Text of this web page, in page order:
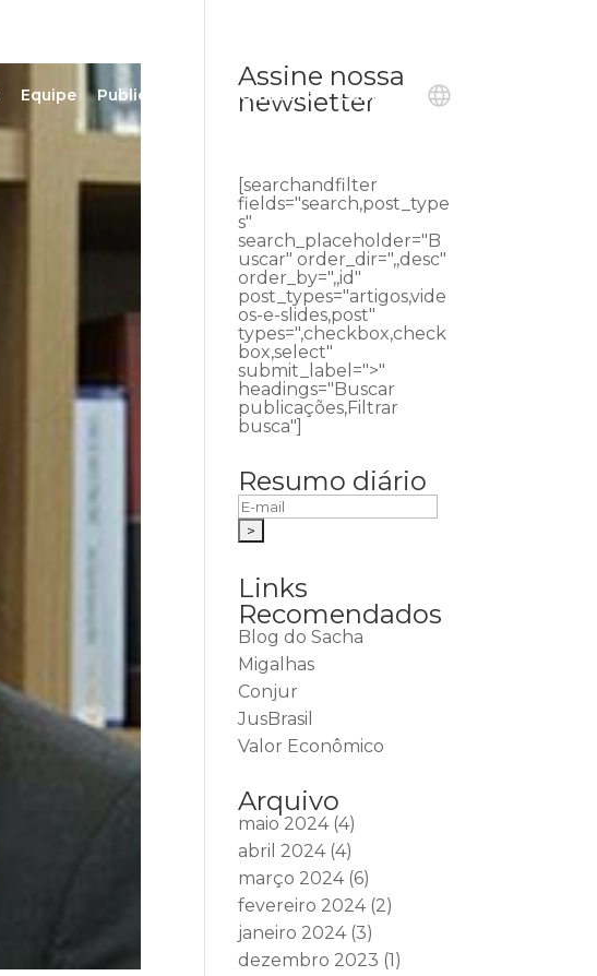
Equipe Publicações Ouvidoria Contato
Assine nossa
newsletter
[searchandfilter
fields="search,post_type
s"
search_placeholder="B
uscar" order_dir=",,desc"
order_by=",,id"
post_types="artigos,vide
os-e-slides,post"
types=",checkbox,check
box,select"
submit_label=">"
headings="Buscar
publicações,Filtrar
busca"]
Resumo diário
Links
Recomendados
Blog do Sacha
Migalhas
Conjur
JusBrasil
Valor Econômico
Arquivo
maio 2024(4)
abril 2024(4)
março 2024(6)
fevereiro 2024(2)
janeiro 2024(3)
dezembro 2023 (1)